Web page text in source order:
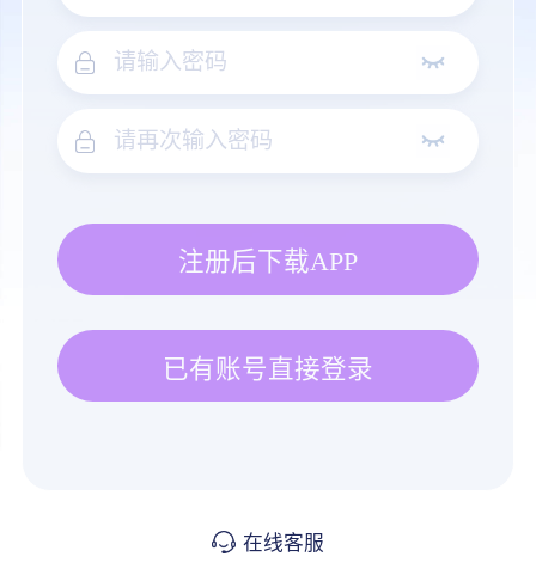
注册后下载APP
已有账号直接登录
在线客服